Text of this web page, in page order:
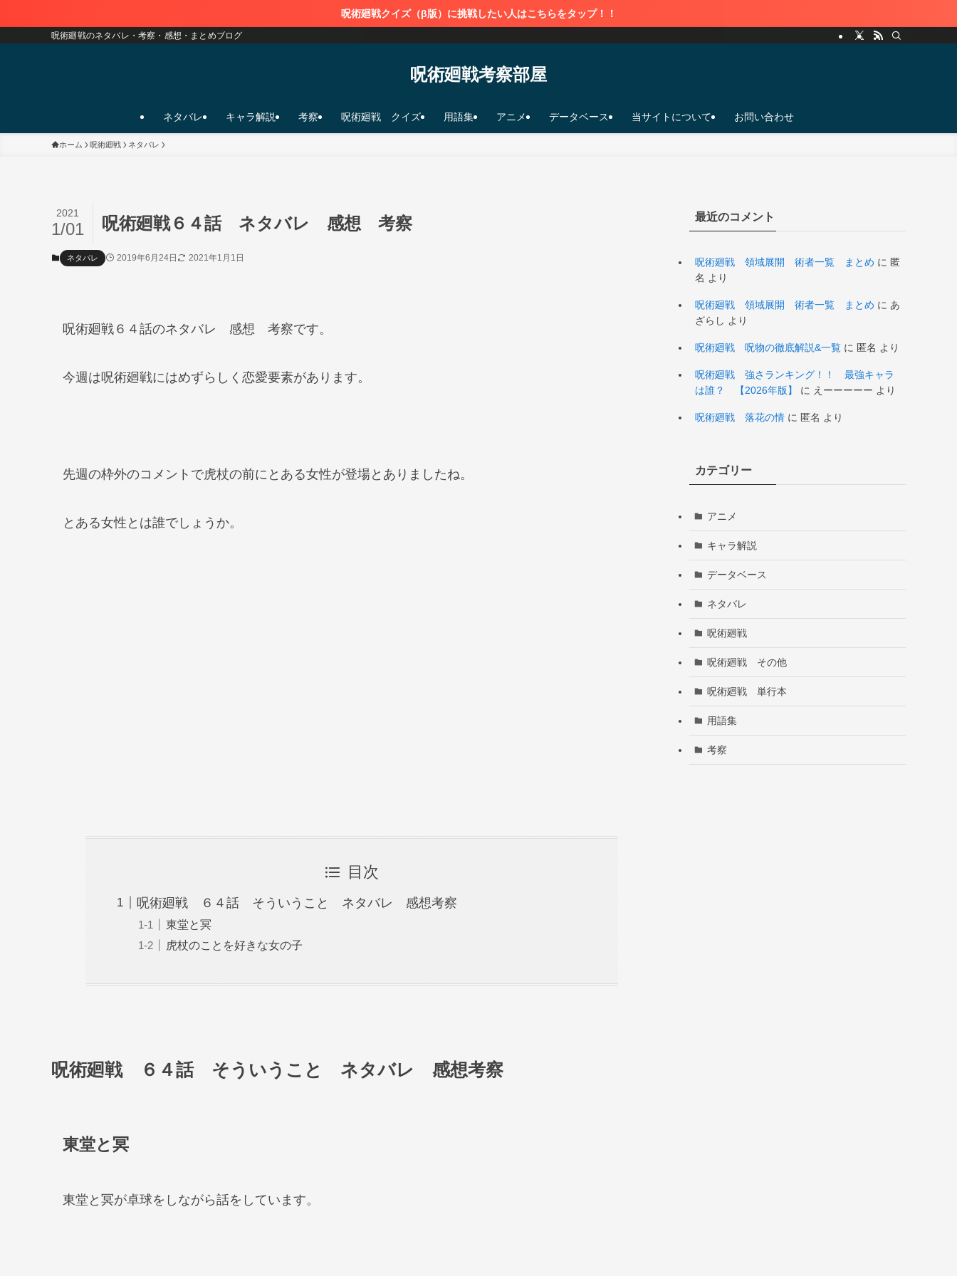
呪術廻戦クイズ（β版）に挑戦したい人はこちらをタップ！！
呪術廻戦のネタバレ・考察・感想・まとめブログ
呪術廻戦考察部屋
ネタバレ キャラ解説 考察 呪術廻戦 クイズ 用語集 アニメ データベース 当サイトについて お問い合わせ
ホーム 呪術廻戦 ネタバレ
呪術廻戦６４話 ネタバレ 感想 考察
2021
1/01
ネタバレ 2019年6月24日 2021年1月1日
呪術廻戦６４話のネタバレ 感想 考察です。
今週は呪術廻戦にはめずらしく恋愛要素があります。
先週の枠外のコメントで虎杖の前にとある女性が登場とありましたね。
とある女性とは誰でしょうか。
目次
呪術廻戦 ６４話 そういうこと ネタバレ 感想考察
東堂と冥
虎杖のことを好きな女の子
呪術廻戦 ６４話 そういうこと ネタバレ 感想考察
東堂と冥
東堂と冥が卓球をしながら話をしています。
最近のコメント
呪術廻戦 領域展開 術者一覧 まとめ に 匿
名 より
呪術廻戦 領域展開 術者一覧 まとめ に あ
ざらし より
呪術廻戦 呪物の徹底解説&一覧 に 匿名 より
呪術廻戦 強さランキング！！ 最強キャラ
は誰？ 【2026年版】
に えーーーーー より
呪術廻戦 落花の情 に 匿名 より
カテゴリー
アニメ
キャラ解説
データベース
ネタバレ
呪術廻戦
呪術廻戦 その他
呪術廻戦 単行本
用語集
考察